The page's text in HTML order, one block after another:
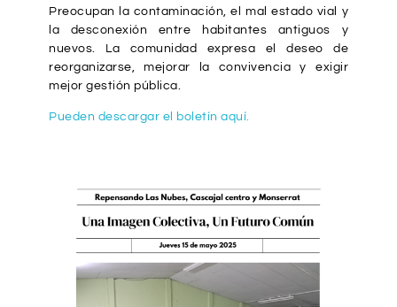
Preocupan la contaminación, el mal estado vial y
la desconexión entre habitantes antiguos y
nuevos. La comunidad expresa el deseo de
reorganizarse, mejorar la convivencia y exigir
mejor gestión pública.
Pueden descargar el boletín aquí.